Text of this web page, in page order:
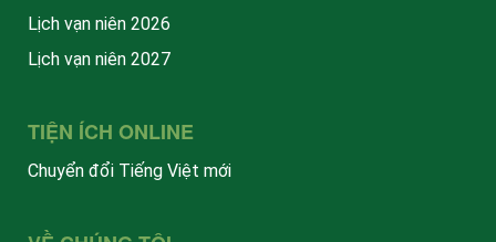
Lịch vạn niên 2026
Lịch vạn niên 2027
TIỆN ÍCH ONLINE
Chuyển đổi Tiếng Việt mới